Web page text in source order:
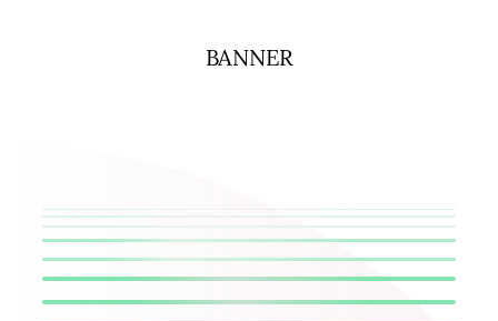
BANNER